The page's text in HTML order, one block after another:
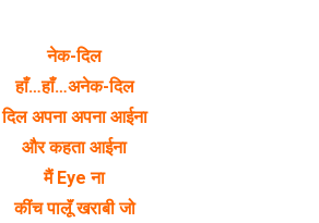
नेक-दिल
हाँ…हाँ…अनेक-दिल
दिल अपना अपना आईना
और कहता आईना
मैं Eye ना
कींच पालूॅं खराबी जो